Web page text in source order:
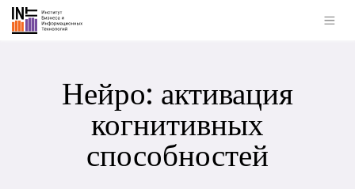
Нейро: активация
когнитивных
способностей